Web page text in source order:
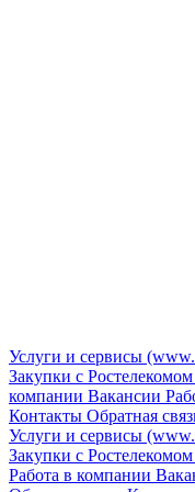
Услуги и сервисы
Закупки с Ростелекомом
компании Вакансии
Контакты Обратная
Услуги и сервисы
Закупки с Ростелекомом
Работа в компании